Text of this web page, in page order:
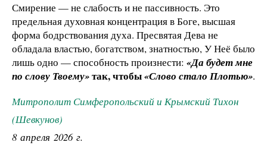
Смирение — не слабость и не пассивность. Это
предельная духовная концентрация в Боге, высшая
форма бодрствования духа. Пресвятая Дева не
обладала властью, богатством, знатностью, У Неё было
лишь одно — способность произнести: «Да будет мне
по слову Твоему»так, чтобы«Слово стало Плотью».
Митрополит Симферопольский и Крымский Тихон
(Шевкунов)
8 апреля 2026 г.